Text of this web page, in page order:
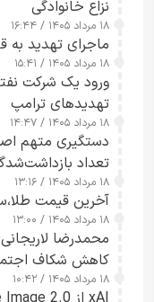
نزاع خانوادگی
۱۸ مرداد ۱۴۰۵ / ۱۶:۴۴
ماجرای تهدید به
۱۸ مرداد ۱۴۰۵ / ۱۵:۴۱
ورود یک شرکت
تهدیدهای ترامپ
۱۸ مرداد ۱۴۰۵ / ۱۴:۴۷
دستگیری متهم
تعداد
۱۸ مرداد ۱۴۰۵ / ۱۳:۱۶
آخرین قیمت طلا،سکه و
۱۸ مرداد ۱۴۰۵ / ۱۳:۰۰
محمدرضا
کاهش شکاف
۱۸ مرداد ۱۴۰۵ / ۱۰:۴۲